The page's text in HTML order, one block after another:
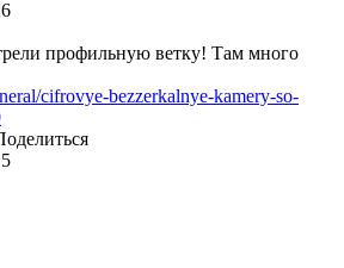
профильную ветку! Там много
cifrovye-bezzerkalnye-kamery-so-